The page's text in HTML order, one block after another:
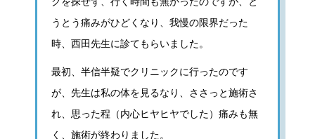
うとう痛みがひどくなり、我慢の限界だった
時、西田先生に診てもらいました。
最初、半信半疑でクリニックに行ったのです
が、先生は私の体を見るなり、ささっと施術さ
れ、思った程（内心ヒヤヒヤでした）痛みも無
く、施術が終わりました。